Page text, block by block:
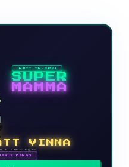
NYTT TV-SPEL
SUPER
MAMMA
VINNA
i rankingen
MÅNAD